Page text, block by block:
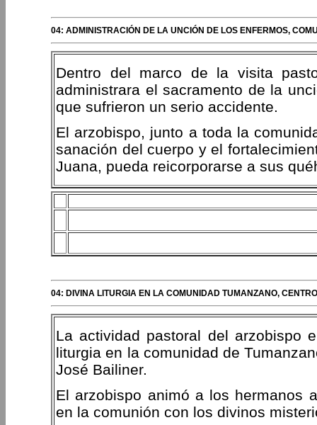
04: ADMINISTRACIÓN DE LA UNCIÓN DE LOS ENFERMOS,
Dentro del marco de la visita
administrara el sacramento de la
que sufrieron un serio accidente.
El arzobispo, junto a toda la
sanación del cuerpo y el
Juana, pueda reicorporarse a sus
04: DIVINA LITURGIA EN LA COMUNIDAD TUMANZANO,
La actividad pastoral del arzobispo
liturgia en la comunidad de
José Bailiner.
El arzobispo animó a los hermanos
en la comunión con los divinos